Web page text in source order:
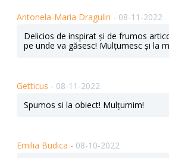
Antonela-Maria Dragulin - 08-11-2022
Delicios de inspirat și de frumos
pe unde va găsesc! Mulțumesc și la
Getticus - 08-11-2022
Spumos si la obiect! Mulțumim!
Emilia Budica - 08-10-2022